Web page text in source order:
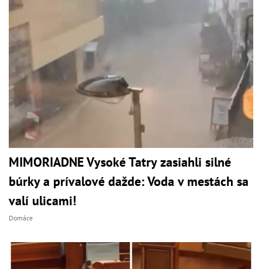
MIMORIADNE Vysoké Tatry zasiahli silné
búrky a prívalové dažde: Voda v mestách sa
valí ulicami!
Domáce